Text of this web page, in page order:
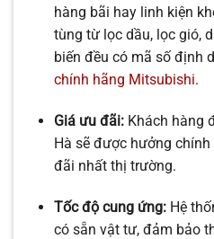
hàng bãi hay linh kiện
tùng từ lọc dầu, lọc gió,
biến đều có mã số định
chính hãng Mitsubishi.
Giá ưu đãi:Khách hàng
Hà sẽ được hưởng
đãi nhất thị trường.
Tốc độ cung ứng:Hệ
có sẵn vật tư, đảm bảo